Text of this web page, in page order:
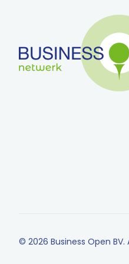
© 2026 Business Open BV.